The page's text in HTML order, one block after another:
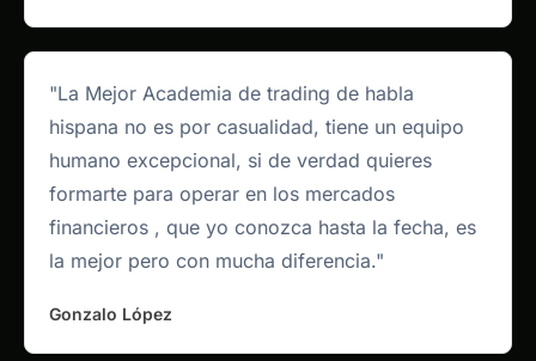
"La Mejor Academia de trading de habla
hispana no es por casualidad, tiene un equipo
humano excepcional, si de verdad quieres
formarte para operar en los mercados
financieros , que yo conozca hasta la fecha, es
la mejor pero con mucha diferencia."
Gonzalo López